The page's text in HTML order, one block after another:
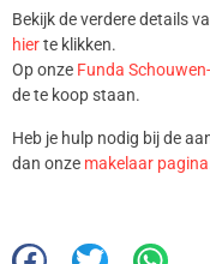
Bekijk de verdere details
hierte klikken.
Op onze Funda
de te koop staan.
Heb je hulp nodig bij de
dan onze makelaar